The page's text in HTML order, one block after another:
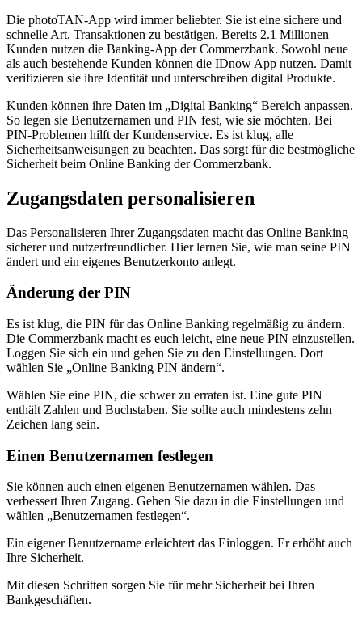
Die photoTAN-App wird immer beliebter. Sie ist eine sichere und
schnelle Art, Transaktionen zu bestätigen. Bereits 2.1 Millionen
Kunden nutzen die Banking-App der Commerzbank. Sowohl neue
als auch bestehende Kunden können die IDnow App nutzen. Damit
verifizieren sie ihre Identität und unterschreiben digital Produkte.
Kunden können ihre Daten im „Digital Banking“ Bereich anpassen.
So legen sie Benutzernamen und PIN fest, wie sie möchten. Bei
PIN-Problemen hilft der Kundenservice. Es ist klug, alle
Sicherheitsanweisungen zu beachten. Das sorgt für die bestmögliche
Sicherheit beim Online Banking der Commerzbank.
Zugangsdaten personalisieren
Das Personalisieren Ihrer Zugangsdaten macht das Online Banking
sicherer und nutzerfreundlicher. Hier lernen Sie, wie man seine PIN
ändert und ein eigenes Benutzerkonto anlegt.
Änderung der PIN
Es ist klug, die PIN für das Online Banking regelmäßig zu ändern.
Die Commerzbank macht es euch leicht, eine neue PIN einzustellen.
Loggen Sie sich ein und gehen Sie zu den Einstellungen. Dort
wählen Sie „Online Banking PIN ändern“.
Wählen Sie eine PIN, die schwer zu erraten ist. Eine gute PIN
enthält Zahlen und Buchstaben. Sie sollte auch mindestens zehn
Zeichen lang sein.
Einen Benutzernamen festlegen
Sie können auch einen eigenen Benutzernamen wählen. Das
verbessert Ihren Zugang. Gehen Sie dazu in die Einstellungen und
wählen „Benutzernamen festlegen“.
Ein eigener Benutzername erleichtert das Einloggen. Er erhöht auch
Ihre Sicherheit.
Mit diesen Schritten sorgen Sie für mehr Sicherheit bei Ihren
Bankgeschäften.